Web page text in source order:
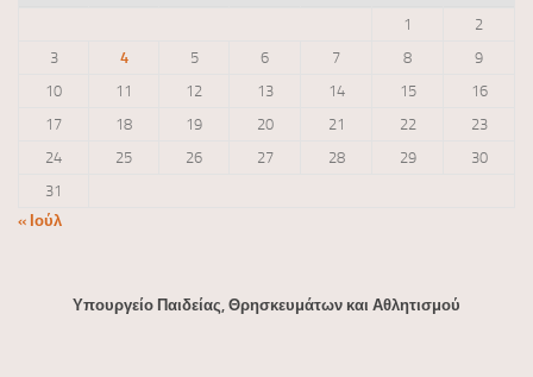
1
2
3
4 5 6 7 8
9
10
11 12 13 14 15
16
17
18 19 20 21 22
23
24
25 26 27 28 29
30
31
« Ιούλ
Υπουργείο Παιδείας, Θρησκευμάτων και Αθλητισμού